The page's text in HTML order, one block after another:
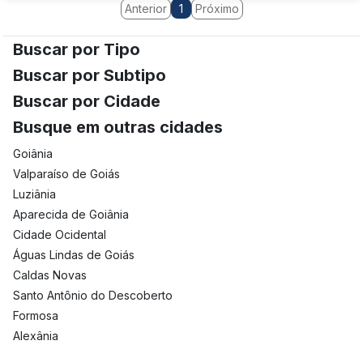
Anterior 1 Próximo
Buscar por Tipo
Buscar por Subtipo
Buscar por Cidade
Busque em outras cidades
Goiânia
Valparaíso de Goiás
Luziânia
Aparecida de Goiânia
Cidade Ocidental
Águas Lindas de Goiás
Caldas Novas
Santo Antônio do Descoberto
Formosa
Alexânia